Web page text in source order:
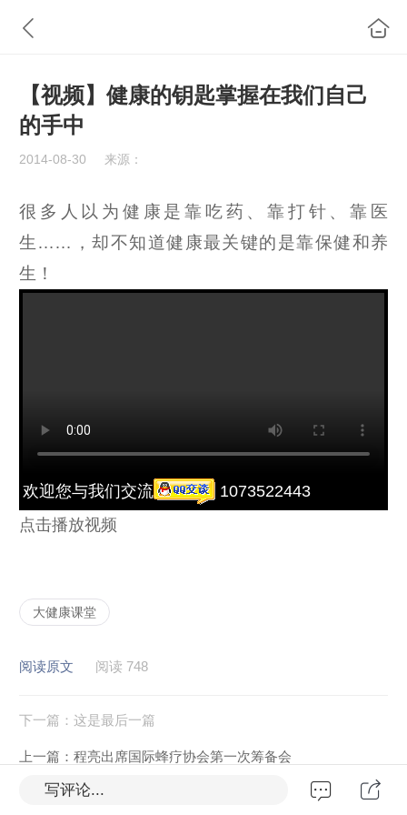
【视频】健康的钥匙掌握在我们自己
的手中
2014-08-30 来源：
很多人以为健康是靠吃药、靠打针、靠医
生……，却不知道健康最关键的是靠保健和养
生！
欢迎您与我们交流
1073522443
点击播放视频
大健康课堂
阅读原文 阅读 748
下一篇： 这是最后一篇
上一篇： 程亮出席国际蜂疗协会第一次筹备会
写评论...